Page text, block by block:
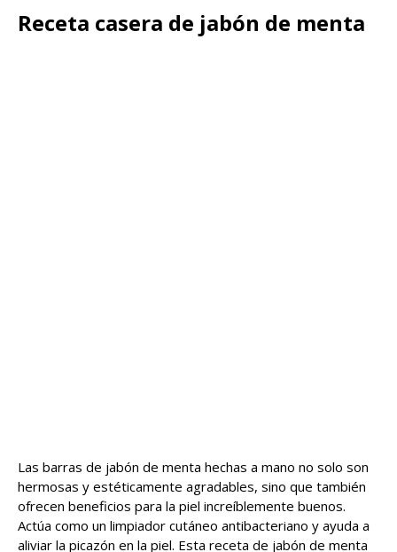
Receta casera de jabón de menta
Las barras de jabón de menta hechas a mano no solo son
hermosas y estéticamente agradables, sino que también
ofrecen beneficios para la piel increíblemente buenos.
Actúa como un limpiador cutáneo antibacteriano y ayuda a
aliviar la picazón en la piel. Esta receta de jabón de menta